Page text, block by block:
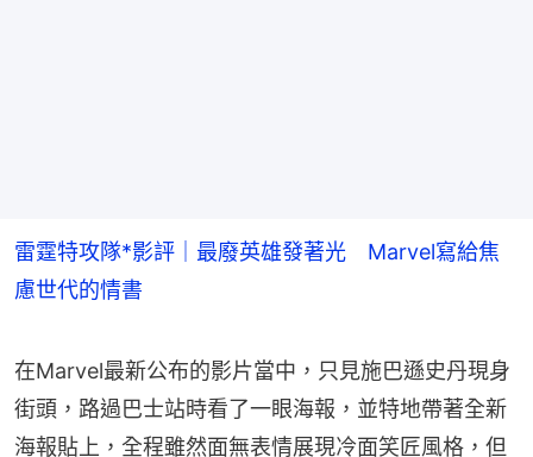
雷霆特攻隊*影評｜最廢英雄發著光 Marvel寫給焦
慮世代的情書
在Marvel最新公布的影片當中，只見施巴遜史丹現身
街頭，路過巴士站時看了一眼海報，並特地帶著全新
海報貼上，全程雖然面無表情展現冷面笑匠風格，但